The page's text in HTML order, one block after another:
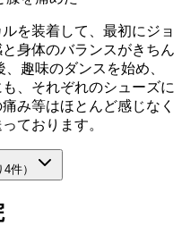
を装着して、最初にジョ
身体のバランスがきちん
趣味のダンスを始め、
、それぞれのシューズに
み等はほとんど感じなく
ております。
4件）